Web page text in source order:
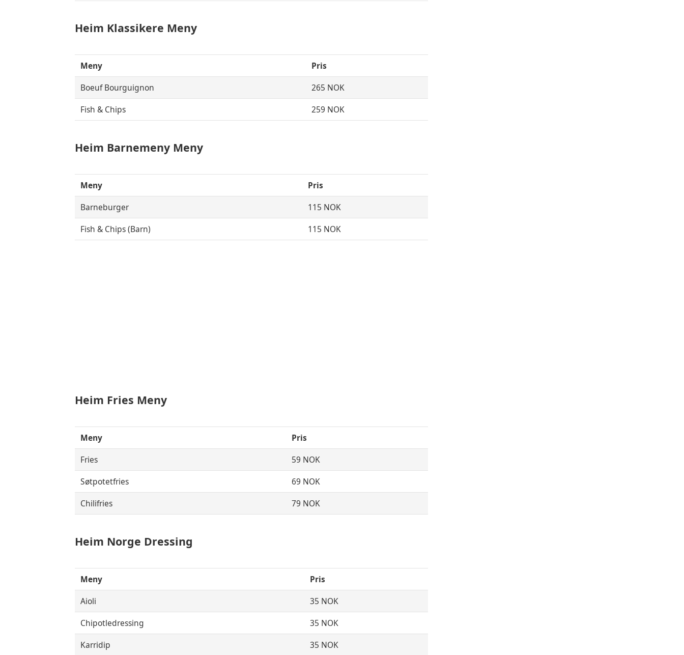
Heim Klassikere Meny
Meny
Pris
Boeuf Bourguignon
265 NOK
Fish & Chips
259 NOK
Heim Barnemeny Meny
Meny
Pris
Barneburger
115 NOK
Fish & Chips (Barn)
115 NOK
Heim Fries Meny
Meny
Pris
Fries
59 NOK
Søtpotetfries
69 NOK
Chilifries
79 NOK
Heim Norge Dressing
Meny
Pris
Aioli
35 NOK
Chipotledressing
35 NOK
Karridip
35 NOK